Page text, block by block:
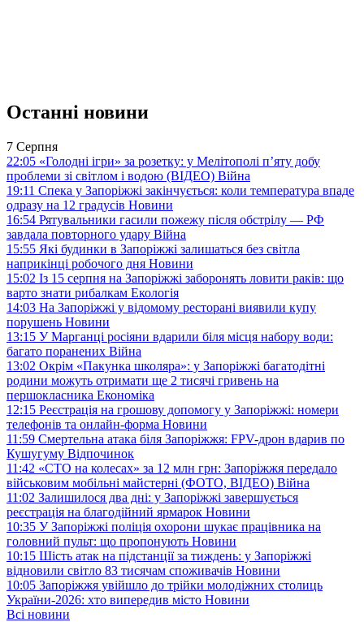
Останні новини
7 Серпня
22:05 «Голодні ігри» за розетку: у Мелітополі п’яту добу
проблеми зі світлом і водою (ВІДЕО) Війна
19:11 Спека у Запоріжжі закінчується: коли температура впаде
одразу на 12 градусів Новини
16:54 Рятувальники гасили пожежу після обстрілу — РФ
завдала повторного удару Війна
15:55 Які будинки в Запоріжжі залишаться без світла
наприкінці робочого дня Новини
15:02 Із 15 серпня на Запоріжжі заборонять ловити раків: що
варто знати рибалкам Екологія
14:03 На Запоріжжі у відомому ресторані виявили купу
порушень Новини
13:15 У Марганці росіяни вдарили біля місця набору води:
багато поранених Війна
13:02 Окрім «Пакунка школяра»: у Запоріжжі багатодітні
родини можуть отримати ще 2 тисячі гривень на
першокласника Економіка
12:15 Реєстрація на грошову допомогу у Запоріжжі: номери
телефонів та онлайн-форма Новини
11:59 Смертельна атака біля Запоріжжя: FPV-дрон вдарив по
Кушугуму Відпочинок
11:42 «СТО на колесах» за 12 млн грн: Запоріжжя передало
військовим мобільні майстерні (ФОТО, ВІДЕО) Війна
11:02 Залишилося два дні: у Запоріжжі завершується
реєстрація на благодійний ярмарок Новини
10:35 У Запоріжжі поліція охорони шукає працівника на
головний пульт: що пропонують Новини
10:15 Шість атак на підстанції за тиждень: у Запоріжжі
відновили світло 83 тисячам споживачів Новини
10:05 Запоріжжя увійшло до трійки молодіжних столиць
України-2026: хто випередив місто Новини
Всі новини